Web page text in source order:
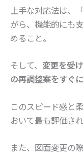
上手な対応法は、
がら、機能的にも
めること。
そして、 変更を受
の再調整案をすぐ
このスピード感と
おいて最も評価さ
また、図面変更の